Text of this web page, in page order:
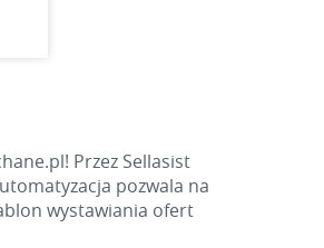
Przez Sellasist
pozwala na
wystawiania ofert